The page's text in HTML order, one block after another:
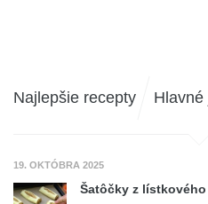
Najlepšie recepty Hlavné
19. OKTÓBRA 2025
Šatôčky z